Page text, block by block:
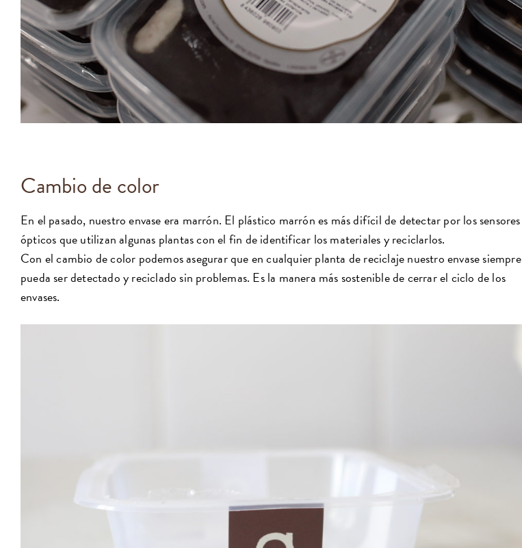
Cambio de color
En el pasado, nuestro envase era marrón. El plástico marrón es más difícil de detectar por los sensores
ópticos que utilizan algunas plantas con el fin de identificar los materiales y reciclarlos.
Con el cambio de color podemos asegurar que en cualquier planta de reciclaje nuestro envase siempre
pueda ser detectado y reciclado sin problemas. Es la manera más sostenible de cerrar el ciclo de los
envases.